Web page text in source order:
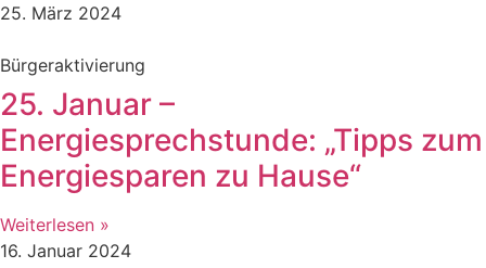
25. März 2024
Bürgeraktivierung
25. Januar –
Energiesprechstunde: „Tipps zum
Energiesparen zu Hause“
Weiterlesen »
16. Januar 2024